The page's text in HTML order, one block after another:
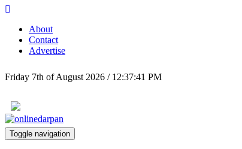
About
Contact
Advertise
Friday 7th of August 2026 / 12:37:41 PM
Toggle navigation